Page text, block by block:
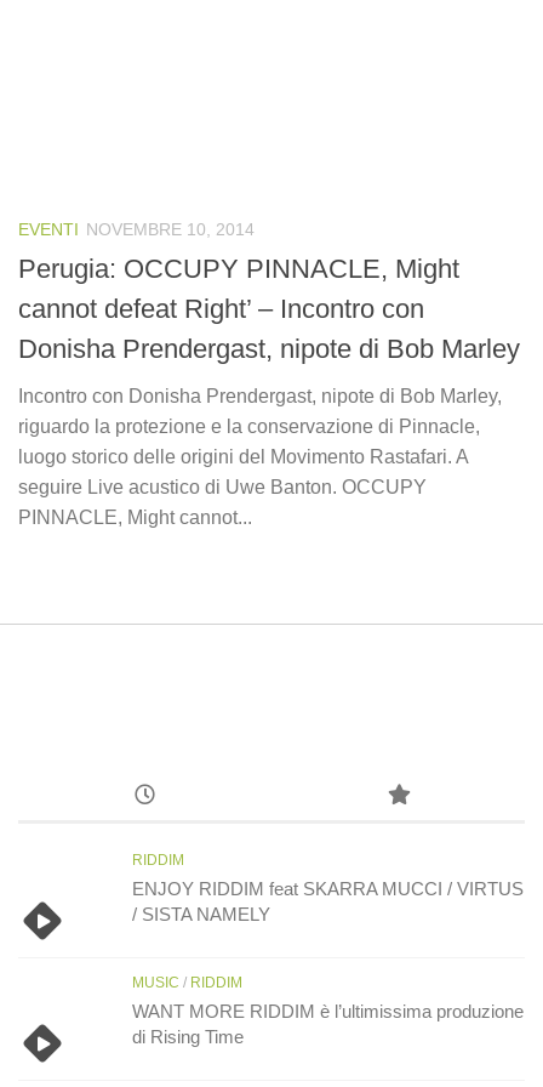
EVENTI NOVEMBRE 10, 2014
Perugia: OCCUPY PINNACLE, Might
cannot defeat Right’ – Incontro con
Donisha Prendergast, nipote di Bob Marley
Incontro con Donisha Prendergast, nipote di Bob Marley,
riguardo la protezione e la conservazione di Pinnacle,
luogo storico delle origini del Movimento Rastafari. A
seguire Live acustico di Uwe Banton. OCCUPY
PINNACLE, Might cannot...
RIDDIM
ENJOY RIDDIM feat SKARRA MUCCI / VIRTUS
/ SISTA NAMELY
MUSIC / RIDDIM
WANT MORE RIDDIM è l’ultimissima produzione
di Rising Time